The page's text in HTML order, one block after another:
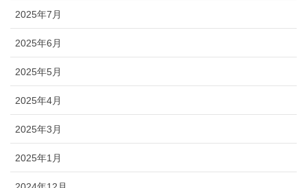
2025年7月
2025年6月
2025年5月
2025年4月
2025年3月
2025年1月